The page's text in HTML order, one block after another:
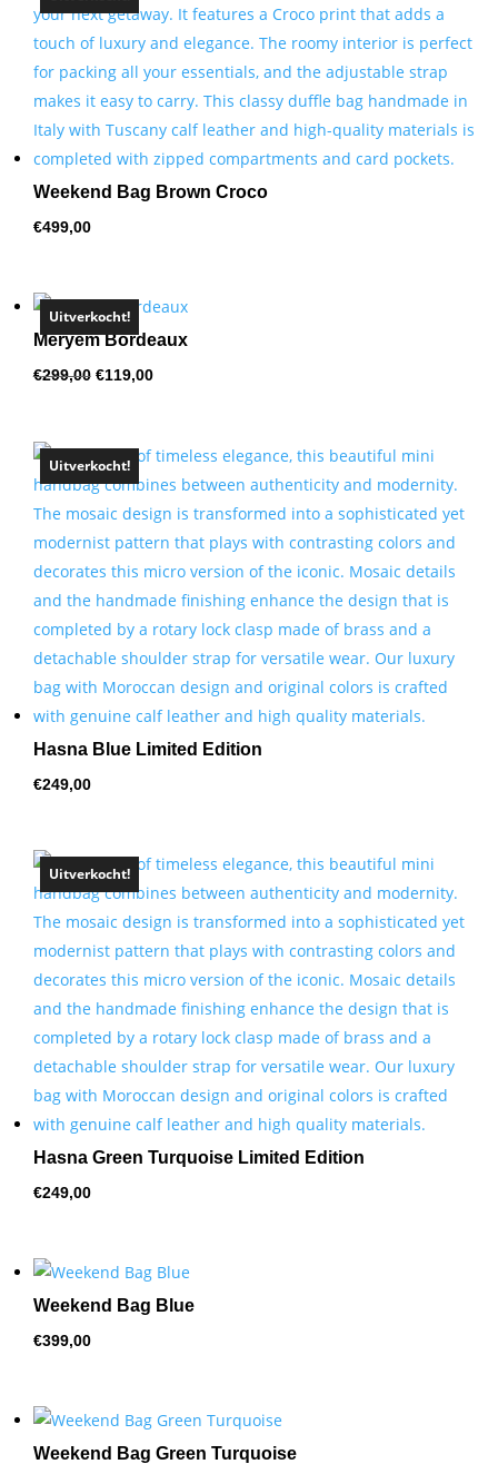
laag
Weekend Bag Brown Croco
€499,00
Uitverkocht!
Meryem Bordeaux
€299,00
Oorspronkelijke
prijs
€119,00prijs
Uitverkocht!
Hasna Blue Limited Edition
€249,00
Uitverkocht!
Hasna Green Turquoise Limited Edition
€249,00
Weekend Bag Blue
€399,00
Weekend Bag Green Turquoise